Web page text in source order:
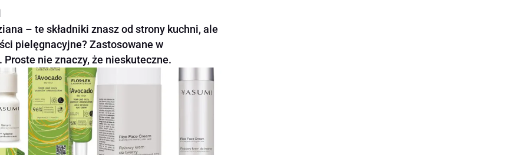
– te składniki znasz od strony kuchni, ale
pielęgnacyjne? Zastosowane w
nie znaczy, że nieskuteczne.